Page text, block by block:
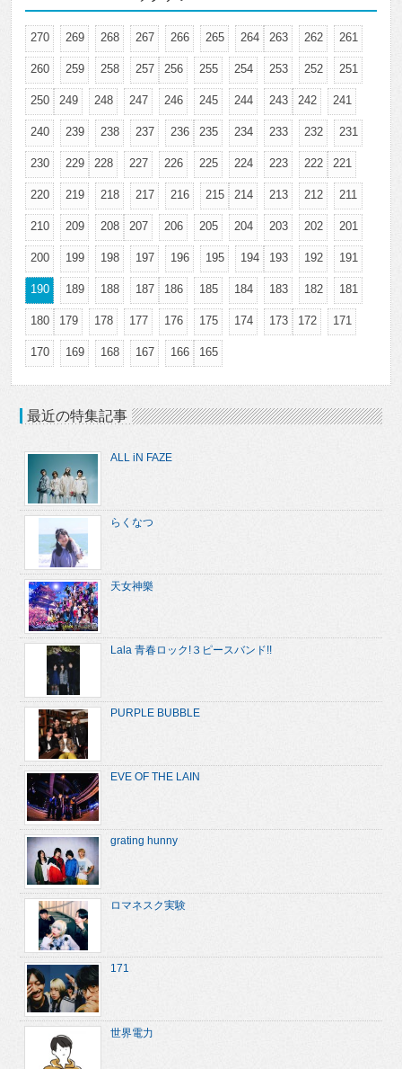
270 269 268 267 266 265 264 263 262 261
260 259 258 257 256 255 254 253 252 251
250 249 248 247 246 245 244 243 242 241
240 239 238 237 236 235 234 233 232 231
230 229 228 227 226 225 224 223 222 221
220 219 218 217 216 215 214 213 212 211
210 209 208 207 206 205 204 203 202 201
200 199 198 197 196 195 194 193 192 191
190 189 188 187 186 185 184 183 182 181
180 179 178 177 176 175 174 173 172 171
170 169 168 167 166 165
最近の特集記事
ALL iN FAZE
らくなつ
天女神樂
Lala 青春ロック!３ピースバンド!!
PURPLE BUBBLE
EVE OF THE LAIN
grating hunny
ロマネスク実験
171
世界電力